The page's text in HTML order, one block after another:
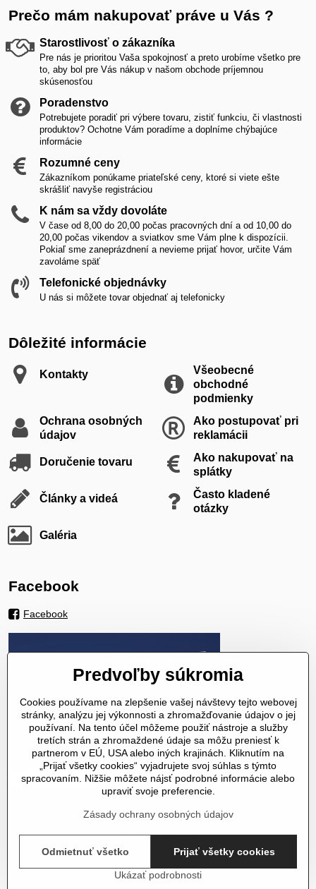
Prečo mám nakupovať práve u Vás ?
Starostlivosť o zákazníka
Pre nás je prioritou Vaša spokojnosť a preto urobíme všetko pre
to, aby bol pre Vás nákup v našom obchode príjemnou
skúsenosťou
Poradenstvo
Potrebujete poradiť pri výbere tovaru, zistiť funkciu, či vlastnosti
produktov? Ochotne Vám poradíme a doplníme chýbajúce
informácie
Rozumné ceny
Zákazníkom ponúkame priateľské ceny, ktoré si viete ešte
skrášliť navyše registráciou
K nám sa vždy dovoláte
V čase od 8,00 do 20,00 počas pracovných dní a od 10,00 do
20,00 počas vikendov a sviatkov sme Vám plne k dispozícii.
Pokiaľ sme zaneprázdnení a nevieme prijať hovor, určite Vám
zavoláme späť
Telefonické objednávky
U nás si môžete tovar objednať aj telefonicky
Dôležité informácie
Kontakty
Všeobecné
obchodné
podmienky
Ochrana osobných
údajov
Ako postupovať pri
reklamácii
Doručenie tovaru
Ako nakupovať na
splátky
Články a videá
Často kladené
otázky
Galéria
Facebook
Facebook
©2026Copyright
Predvoľby súkromiaZásady ochrany osobných údajov
Stav objednávky
Vytvorené pomocou:BiznisWeb.sk
Predvoľby súkromia
Cookies používame na zlepšenie vašej návštevy tejto webovej
stránky, analýzu jej výkonnosti a zhromažďovanie údajov o jej
používaní. Na tento účel môžeme použiť nástroje a služby
tretích strán a zhromaždené údaje sa môžu preniesť k
partnerom v EÚ, USA alebo iných krajinách. Kliknutím na
„Prijať všetky cookies“ vyjadrujete svoj súhlas s týmto
spracovaním. Nižšie môžete nájsť podrobné informácie alebo
upraviť svoje preferencie.
Zásady ochrany osobných údajov
Ukázať podrobnosti
Prijať všetky cookies
Odmietnuť všetko